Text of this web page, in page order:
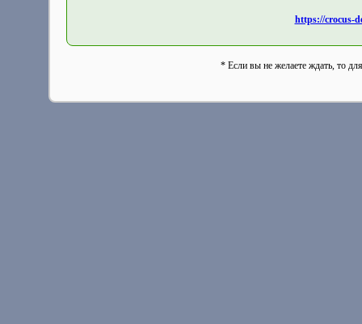
https://crocus-
* Если вы не желаете ждать, то